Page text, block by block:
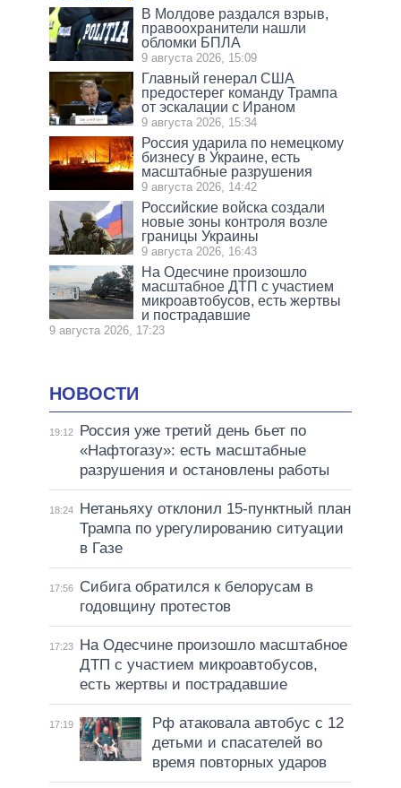
В Молдове раздался взрыв,
правоохранители нашли
обломки БПЛА
9 августа 2026, 15:09
Главный генерал США
предостерег команду Трампа
от эскалации с Ираном
9 августа 2026, 15:34
Россия ударила по немецкому
бизнесу в Украине, есть
масштабные разрушения
9 августа 2026, 14:42
Российские войска создали
новые зоны контроля возле
границы Украины
9 августа 2026, 16:43
На Одесчине произошло
масштабное ДТП с участием
микроавтобусов, есть жертвы
и пострадавшие
9 августа 2026, 17:23
НОВОСТИ
19:12
Россия уже третий день бьет по
«Нафтогазу»: есть масштабные
разрушения и остановлены работы
18:24
Нетаньяху отклонил 15-пунктный план
Трампа по урегулированию ситуации
в Газе
17:56
Сибига обратился к белорусам в
годовщину протестов
17:23
На Одесчине произошло масштабное
ДТП с участием микроавтобусов,
есть жертвы и пострадавшие
17:19
Рф атаковала автобус с 12
детьми и спасателей во
время повторных ударов